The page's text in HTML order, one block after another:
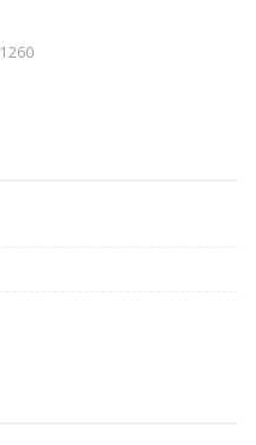
1260